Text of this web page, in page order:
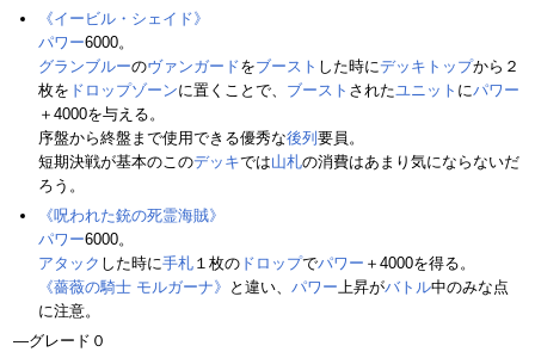
《イービル・シェイド》
パワー6000。
グランブルーのヴァンガードをブースト した時にデッキトップから２
枚を ドロップゾーンに置くことで、 ブースト されたユニット にパワー
＋4000を与える。
序盤から終盤まで使用できる優秀な後列要員。
短期決戦が基本のこのデッキでは山札の消費はあまり気にならないだ
ろう。
《呪われた銃の死霊海賊》
パワー6000。
アタック した時に手札 １枚の ドロップでパワー ＋4000を得る。
《薔薇の騎士 モルガーナ》 と違い、 パワー 上昇がバトル中のみな点
に注意。
―グレード０